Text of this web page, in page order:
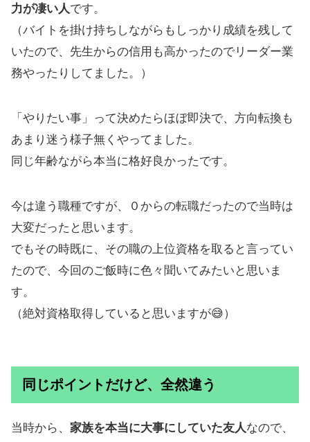
力が凄い人です。
（バイトを掛け持ちしながらもしっかり成績を残して
いたので、先生からの信用も高かったのでリーダー業
務やったりしてました。）
「やりたい事」って決めたらほぼ即決で、方向転換も
あまり迷う様子無くやってました。
同じ年齢ながら本当に格好良かったです。
今は違う職種ですが、０からの転職だったので当時は
大変だったと思います。
でもその時既に、その職の上位資格を取ると言ってい
たので、今回のご飯時に色々聞いてみたいと思いま
す。
（絶対資格取得していると思いますが😅）
同じポイントだけど、全然違う
当時から、 家族を本当に大事にしていた友人なので、